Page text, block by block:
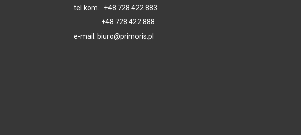
tel kom. +48 728 422 883
+48 728 422 888
e-mail: biuro@primoris.pl